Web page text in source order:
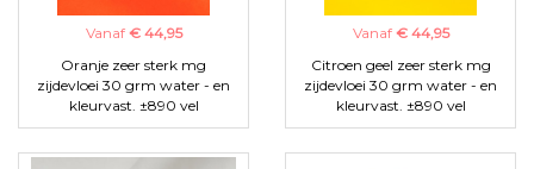
Vanaf € 44,95
Oranje zeer sterk mg
zijdevloei 30 grm water - en
kleurvast. ±890 vel
Vanaf € 44,95
Citroen geel zeer sterk mg
zijdevloei 30 grm water - en
kleurvast. ±890 vel